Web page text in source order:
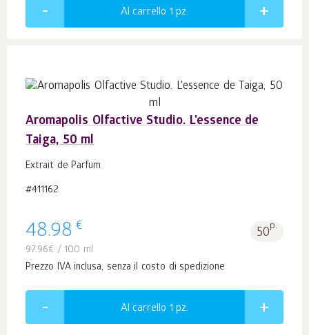
Al carrello 1 pz.
Aromapolis Olfactive Studio. L'essence de
Taiga, 50 ml
Extrait de Parfum
#411162
48.98 € 50p.
97.96€ / 100 ml
Prezzo IVA inclusa, senza il costo di spedizione
Al carrello 1 pz.